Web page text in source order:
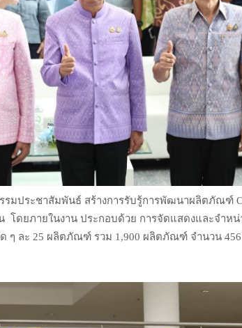
รมประชาสัมพันธ์ สร้างการรับรู้การพัฒนาผลิตภัณฑ์
โดยภายในงาน ประกอบด้วย การจัดแสดงและจำห
ๆ ละ 25 ผลิตภัณฑ์ รวม 1,900 ผลิตภัณฑ์ จำนวน 456